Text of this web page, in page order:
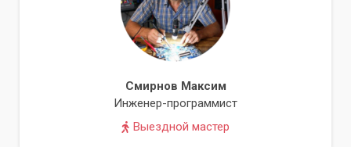
предлагаем профессиональные услуги по чистке
видеокарты и замене термопасты, а также ряд
дополнительных услуг по обслуживанию компьютеров.
Список преимуществ чистки видеокарты:
Удаление пыли и грязи, которые вызывают перегрев
Смирнов Максим
Инженер-программист
Выездной мастер